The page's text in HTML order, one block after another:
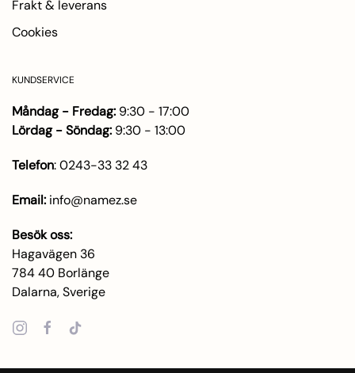
Frakt & leverans
Cookies
KUNDSERVICE
Måndag - Fredag: 9:30 - 17:00
Lördag - Söndag: 9:30 - 13:00
Telefon:0243-33 32 43
Email: info@namez.se
Besök oss:
Hagavägen 36
784 40 Borlänge
Dalarna, Sverige